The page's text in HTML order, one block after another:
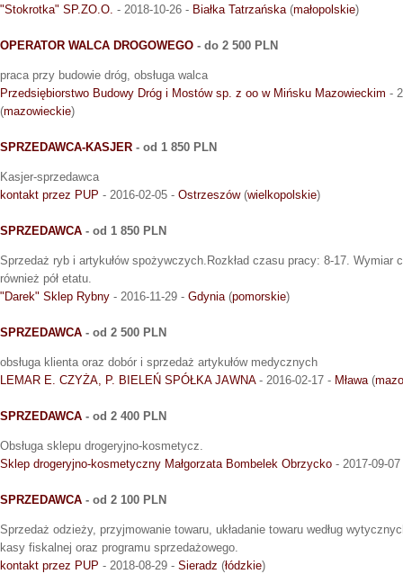
"Stokrotka" SP.ZO.O. - 2018-10-26 - Białka Tatrzańska(małopolskie)
OPERATOR WALCA DROGOWEGO - do 2 500 PLN
praca przy budowie dróg, obsługa walca
Przedsiębiorstwo Budowy Dróg i Mostów sp. z oo w Mińsku Mazowieckim -
(mazowieckie)
SPRZEDAWCA-KASJER - od 1 850 PLN
Kasjer-sprzedawca
kontakt przez PUP - 2016-02-05 - Ostrzeszów(wielkopolskie)
SPRZEDAWCA - od 1 850 PLN
Sprzedaż ryb i artykułów spożywczych.Rozkład czasu pracy: 8-17. Wymiar
również pół etatu.
"Darek" Sklep Rybny - 2016-11-29 - Gdynia(pomorskie)
SPRZEDAWCA - od 2 500 PLN
obsługa klienta oraz dobór i sprzedaż artykułów medycznych
LEMAR E. CZYŻA, P. BIELEŃ SPÓŁKA JAWNA- 2016-02-17 - Mława(
SPRZEDAWCA - od 2 400 PLN
Obsługa sklepu drogeryjno-kosmetycz.
Sklep drogeryjno-kosmetyczny Małgorzata Bombelek Obrzycko - 2017-09-
SPRZEDAWCA - od 2 100 PLN
Sprzedaż odzieży, przyjmowanie towaru, układanie towaru według
kasy fiskalnej oraz programu sprzedażowego.
kontakt przez PUP - 2018-08-29 - Sieradz (łódzkie)